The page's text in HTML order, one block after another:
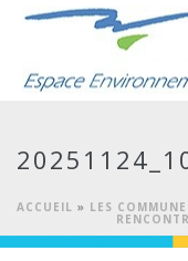
ACCUEIL » LES